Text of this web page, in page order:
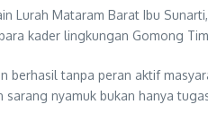
Lurah Mataram Barat Ibu
kader lingkungan Gomong
berhasil tanpa peran aktif
nyamuk bukan hanya